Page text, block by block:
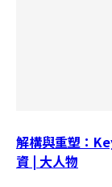
解構與重塑：
資 | 大人物